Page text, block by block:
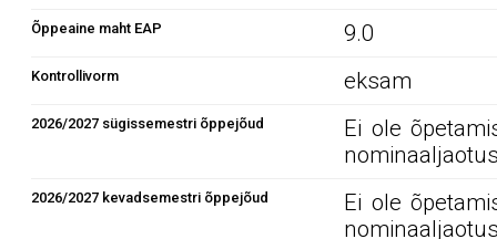
Õppeaine maht EAP 9.0
Kontrollivorm eksam
2026/2027 sügissemestri õppejõud
Ei ole
2026/2027 kevadsemestri õppejõud
Ei ole